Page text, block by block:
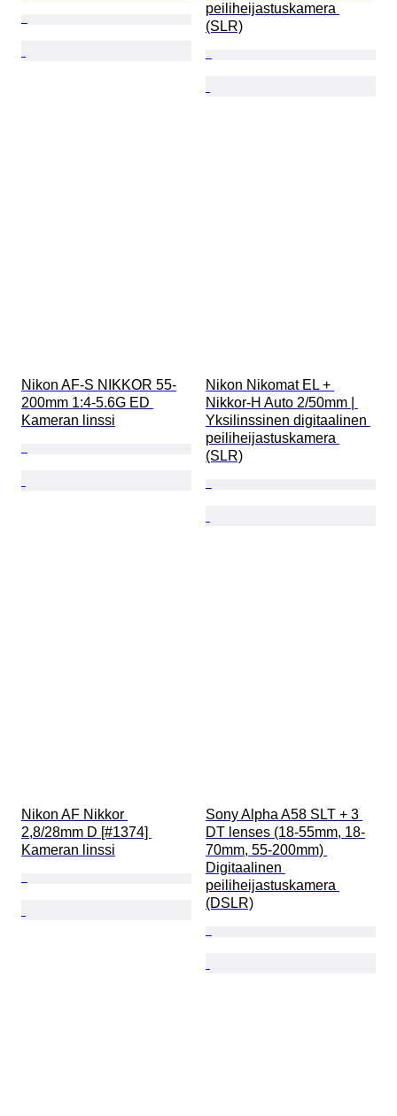
peiliheijastuskamera
(SLR)
Nikon AF-S NIKKOR 55-
200mm 1:4-5.6G ED
Kameran linssi
Nikon Nikomat EL +
Nikkor-H Auto 2/50mm |
Yksilinssinen digitaalinen
peiliheijastuskamera
(SLR)
Nikon AF Nikkor
2,8/28mm D [#1374]
Kameran linssi
Sony Alpha A58 SLT + 3
DT lenses (18-55mm, 18-
70mm, 55-200mm)
Digitaalinen
peiliheijastuskamera
(DSLR)